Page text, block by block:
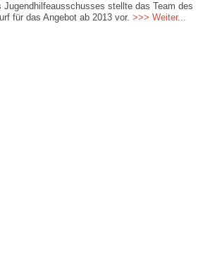
Jugendhilfeausschusses stellte das Team des
für das Angebot ab 2013 vor. >>> Weiter...